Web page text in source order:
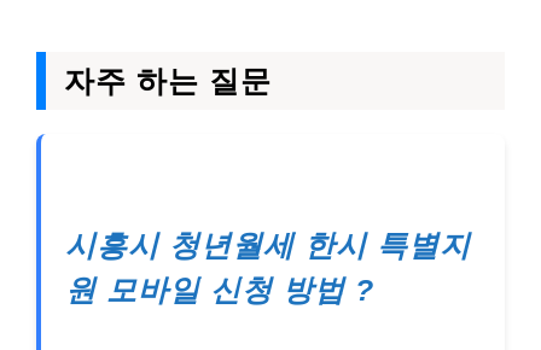
자주 하는 질문
시흥시 청년월세 한시 특별지
원 모바일 신청 방법 ?